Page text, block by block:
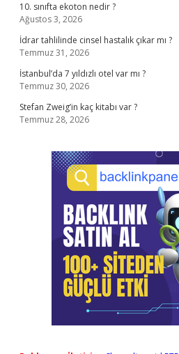
10. sınıfta ekoton nedir ?
Ağustos 3, 2026
İdrar tahlilinde cinsel hastalık çıkar mı ?
Temmuz 31, 2026
İstanbul’da 7 yıldızlı otel var mı ?
Temmuz 30, 2026
Stefan Zweig’in kaç kitabı var ?
Temmuz 28, 2026